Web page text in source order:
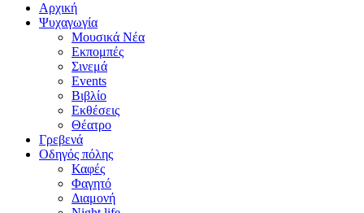
Αρχική
Ψυχαγωγία
Μουσικά Νέα
Εκπομπές
Σινεμά
Events
Βιβλίο
Εκθέσεις
Θέατρο
Γρεβενά
Οδηγός πόλης
Καφές
Φαγητό
Διαμονή